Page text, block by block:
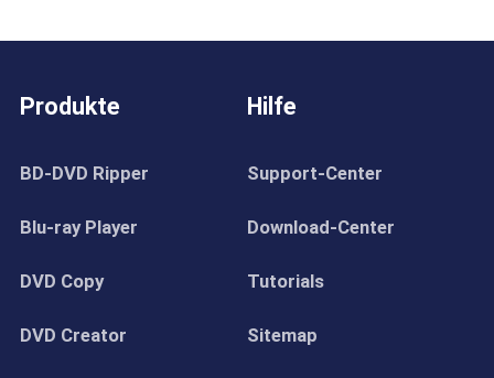
Produkte
BD-DVD Ripper
Blu-ray Player
DVD Copy
DVD Creator
Hilfe
Support-Center
Download-Center
Tutorials
Sitemap